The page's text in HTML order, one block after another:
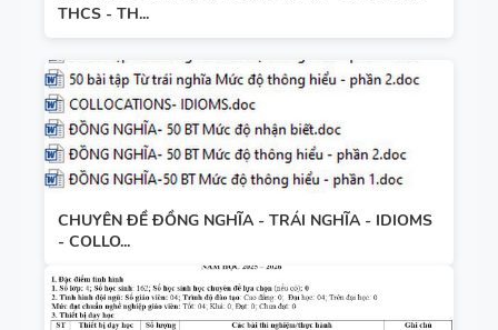
THCS - TH...
CHUYÊN ĐỀ ĐỒNG NGHĨA - TRÁI NGHĨA - IDIOMS
- COLLO...